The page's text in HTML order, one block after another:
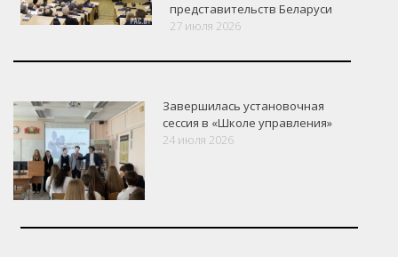
представительств Беларуси
27 июля 2026
Завершилась установочная
сессия в «Школе управления»
24 июля 2026